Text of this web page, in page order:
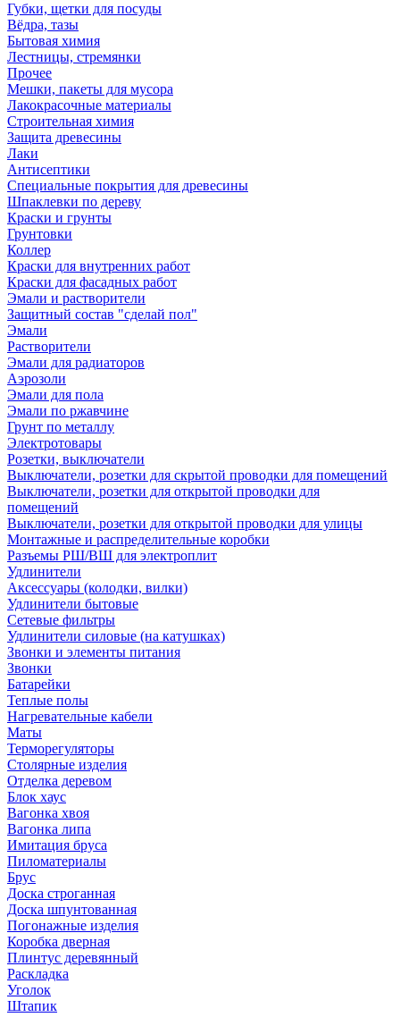
Губки, щетки для посуды
Вёдра, тазы
Бытовая химия
Лестницы, стремянки
Прочее
Мешки, пакеты для мусора
Лакокрасочные материалы
Строительная химия
Защита древесины
Лаки
Антисептики
Специальные покрытия для древесины
Шпаклевки по дереву
Краски и грунты
Грунтовки
Коллер
Краски для внутренних работ
Краски для фасадных работ
Эмали и растворители
Защитный состав "сделай пол"
Эмали
Растворители
Эмали для радиаторов
Аэрозоли
Эмали для пола
Эмали по ржавчине
Грунт по металлу
Электротовары
Розетки, выключатели
Выключатели, розетки для скрытой проводки для помещений
Выключатели, розетки для открытой проводки для
помещений
Выключатели, розетки для открытой проводки для улицы
Монтажные и распределительные коробки
Разъемы РШ/ВШ для электроплит
Удлинители
Аксессуары (колодки, вилки)
Удлинители бытовые
Сетевые фильтры
Удлинители силовые (на катушках)
Звонки и элементы питания
Звонки
Батарейки
Теплые полы
Нагревательные кабели
Маты
Терморегуляторы
Столярные изделия
Отделка деревом
Блок хаус
Вагонка хвоя
Вагонка липа
Имитация бруса
Пиломатериалы
Брус
Доска строганная
Доска шпунтованная
Погонажные изделия
Коробка дверная
Плинтус деревянный
Раскладка
Уголок
Штапик